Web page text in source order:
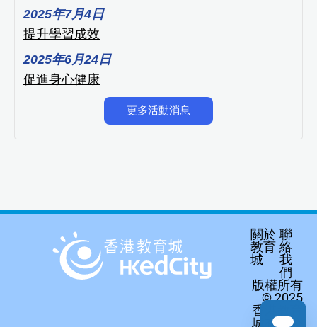
2025年7月4日
提升學習成效
2025年6月24日
促進身心健康
更多活動消息
關於
教育
城
聯
絡
我
們
版權所有
© 2025
香港教育
城有限公